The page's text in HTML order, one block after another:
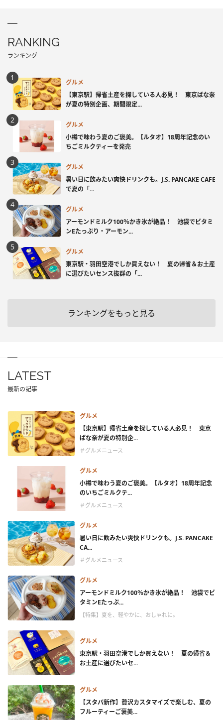
RANKING
ランキング
グルメ
【東京駅】帰省土産を探している人必見！ 東京ばな奈
が夏の特別企画、期間限定...
グルメ
小樽で味わう夏のご褒美。【ルタオ】18周年記念のい
ちごミルクティーを発売
グルメ
暑い日に飲みたい爽快ドリンクも。J.S. PANCAKE CAFE
で夏の「...
グルメ
アーモンドミルク100％かき氷が絶品！ 池袋でビタミ
ンEたっぷり・アーモン...
グルメ
東京駅・羽田空港でしか買えない！ 夏の帰省＆お土産
に選びたいセンス抜群の「...
ランキングをもっと見る
LATEST
最新の記事
グルメ
【東京駅】帰省土産を探している人必見！ 東京
ばな奈が夏の特別企...
＃グルメニュース
グルメ
小樽で味わう夏のご褒美。【ルタオ】18周年記念
のいちごミルクテ...
＃グルメニュース
グルメ
暑い日に飲みたい爽快ドリンクも。J.S. PANCAKE
CA...
＃グルメニュース
グルメ
アーモンドミルク100％かき氷が絶品！ 池袋でビ
タミンEたっぷ...
【特集】夏を、軽やかに、おしゃれに。
グルメ
東京駅・羽田空港でしか買えない！ 夏の帰省＆
お土産に選びたいセ...
グルメ
【スタバ新作】贅沢カスタマイズで楽しむ、夏の
フルーティーご褒美...